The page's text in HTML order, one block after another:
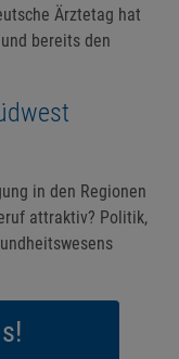
Ärztetag hat
bereits den
in den Regionen
attraktiv? Politik,